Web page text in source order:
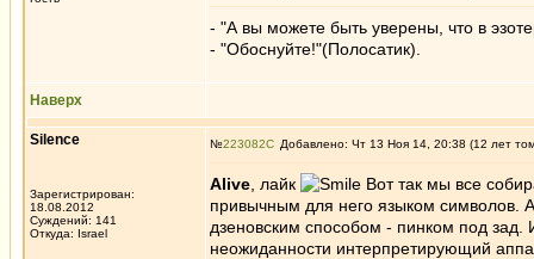
- "А вы можете быть уверены, что в
- "Обоснуйте!"(Полосатик).
Наверх
Silence
Зарегистрирован:
18.08.2012
Суждений: 141
Откуда: Israel
№223082 Добавлено: Чт 13 Ноя 14, 20:38 (12 лет
Alive , лайк
Вот так мы все
привычным для него языком символов.
дзеновским способом - пинком под
неожиданности интерпретирующий